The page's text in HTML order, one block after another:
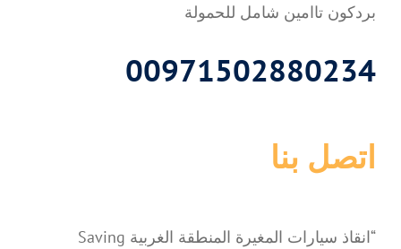
بردكون تاامين شامل للحمولة
00971502880234
اتصل بنا
“انقاذ سيارات المغيرة المنطقة الغربية Saving